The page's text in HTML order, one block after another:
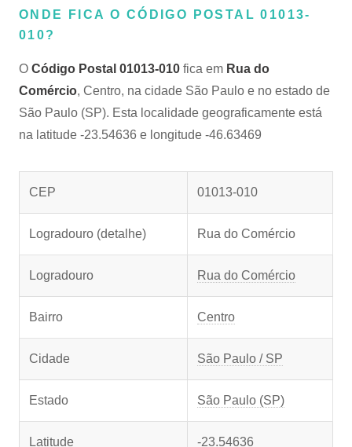
ONDE FICA O CÓDIGO POSTAL 01013-
010?
O Código Postal 01013-010 fica em Rua do
Comércio, Centro, na cidade São Paulo e no estado de
São Paulo (SP). Esta localidade geograficamente está
na latitude -23.54636 e longitude -46.63469
CEP 01013-010
Logradouro (detalhe) Rua do Comércio
Logradouro Rua do Comércio
Bairro Centro
Cidade São Paulo / SP
Estado São Paulo (SP)
Latitude -23.54636